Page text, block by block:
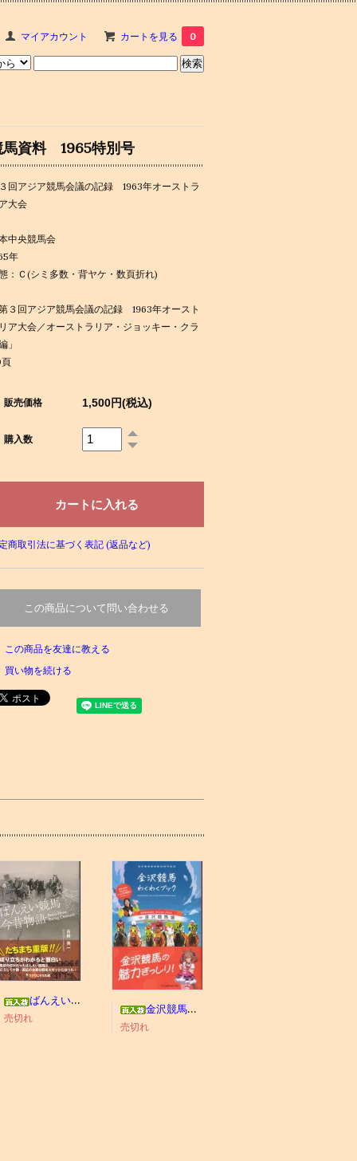
マイアカウント カートを見る 0
馬資料 1965特別号
回アジア競馬会議の記録 1963年オーストラ
大会
中央競馬会
年
：Ｃ(シミ多数・背ヤケ・数頁折れ)
３回アジア競馬会議の記録 1963年オースト
ア大会／オーストラリア・ジョッキー・クラ
」
頁
販売価格 1,500円(税込)
購入数
商取引法に基づく表記 (返品など)
この商品について問い合わせる
この商品を友達に教える
買い物を続ける
ばんえい競馬今昔物語
売切れ
金沢競馬わくわくブック
売切れ